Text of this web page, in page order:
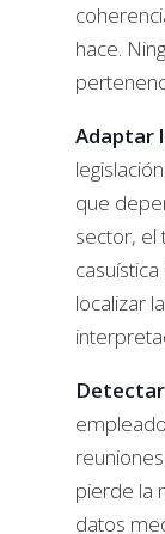
hace.
Adaptar
que
sector, el
localizar
pierde la
datos